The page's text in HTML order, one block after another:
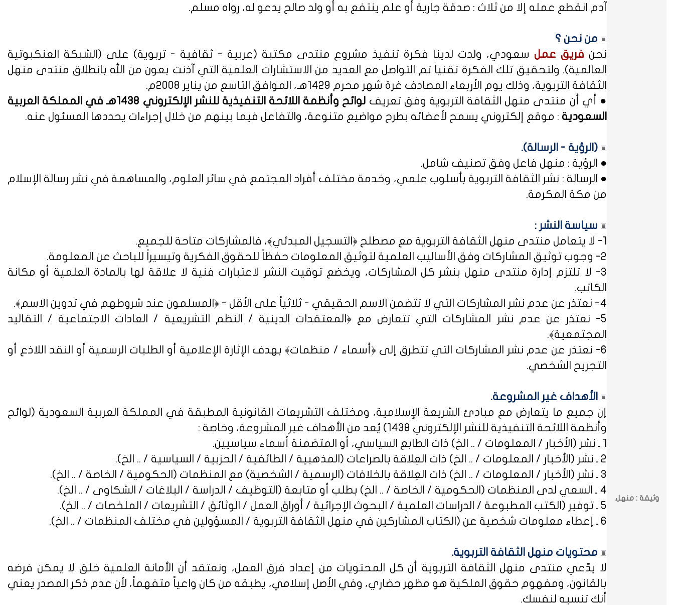
وثيقة : منهل.
آدم انقطع عمله إلا من ثلاث : صدقة جارية أو علم ينتفع به أو ولد صالح يدعو له، رواه مسلم.
من نحن ؟
نحن فريق عمل سعودي، ولدت لدينا فكرة تنفيذ مشروع منتدى مكتبة (عربية - ثقافية - تربوية) على (الشبكة العنكبوتية
العالمية). ولتحقيق تلك الفكرة تقنياً تم التواصل مع العديد من الاستشارات العلمية التي آذنت بعون من الله بانطلاق منتدى منهل
الثقافة التربوية، وذلك يوم الأربعاء المصادف غرة شهر محرم 1429هـ، الموافق التاسع من يناير 2008م.
● أي أن منتدى منهل الثقافة التربوية وفق تعريف
لوائح وأنظمة اللائحة التنفيذية للنشر الإلكتروني 1438هـ في المملكة العربية
السعودية : موقع إلكتروني يسمح لأعضائه بطرح مواضيع متنوعة، والتفاعل فيما بينهم من خلال إجراءات يحددها المسئول عنه.
(الرؤية - الرسالة).
● الرؤية : منهل فاعل وفق تصنيف شامل.
● الرسالة : نشر الثقافة التربوية بأسلوب علمي، وخدمة مختلف أفراد المجتمع في سائر العلوم، والمساهمة في نشر رسالة الإسلام
من مكة المكرمة.
سياسة النشر :
1- لا يتعامل منتدى منهل الثقافة التربوية مع مصطلح ﴿التسجيل المبدئي﴾، فالمشاركات متاحة للجميع.
2- وجوب توثيق المشاركات وفق الأساليب العلمية لتوثيق المعلومات حفظاً للحقوق الفكرية وتيسيراً للباحث عن المعلومة.
3- لا تلتزم إدارة منتدى منهل بنشر كل المشاركات، ويخضع توقيت النشر لاعتبارات فنية لا عِلاقة لها بالمادة العلمية أو مكانة
الكاتب.
4- نعتذر عن عدم نشر المشاركات التي لا تتضمن الاسم الحقيقي - ثلاثياً على الأقل - ﴿المسلمون عند شروطهم في تدوين الاسم﴾.
5- نعتذر عن عدم نشر المشاركات التي تتعارض مع ﴿المعتقدات الدينية / النظم التشريعية / العادات الاجتماعية / التقاليد
المجتمعية﴾.
6- نعتذر عن عدم نشر المشاركات التي تتطرق إلى ﴿أسماء / منظمات﴾ بهدف الإثارة الإعلامية أو الطلبات الرسمية أو النقد اللاذع أو
التجريح الشخصي.
الأهداف غير المشروعة.
إن جميع ما يتعارض مع مبادئ الشريعة الإسلامية، ومختلف التشريعات القانونية المطبقة في المملكة العربية السعودية (لوائح
وأنظمة اللائحة التنفيذية للنشر الإلكتروني 1438
) يُعد من الأهداف غير المشروعة، وخاصة :
1 ـ نشر (الأخبار / المعلومات / .. الخ) ذات الطابع السياسي، أو المتضمنة أسماء سياسيين.
2 ـ نشر (الأخبار / المعلومات / .. الخ) ذات العِلاقة بالصراعات (المذهبية / الطائفية / الحزبية / السياسية / .. الخ).
3 ـ نشر (الأخبار / المعلومات / .. الخ) ذات العِلاقة بالخلافات (الرسمية / الشخصية) مع المنظمات (الحكومية / الخاصة / .. الخ).
4 ـ السعي لدى المنظمات (الحكومية / الخاصة / .. الخ) بطلب أو متابعة (التوظيف / الدراسة / البلاغات / الشكاوى / .. الخ).
5 ـ توفير (الكتب المطبوعة / الدراسات العلمية / البحوث الإجرائية / أوراق العمل / الوثائق / التشريعات / الملخصات / .. الخ).
6 ـ إعطاء معلومات شخصية عن (الكتاب المشاركين في منهل الثقافة التربوية / المسؤولين في مختلف المنظمات / .. الخ).
محتويات منهل الثقافة التربوية.
لا يدّعي منتدى منهل الثقافة التربوية أن كل المحتويات من إعداد فرق العمل، ونعتقد أن الأمانة العلمية خلق لا يمكن فرضه
بالقانون، ومفهوم حقوق الملكية هو مظهر حضاري، وفي الأصل إسلامي، يطبقه من كان واعياً متفهماً، لأن عدم ذكر المصدر يعني
أنك تنسبه لنفسك.